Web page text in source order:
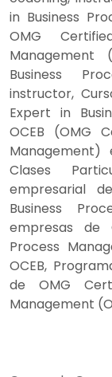
in Business
OMG
Management
Business
instructor,
Expert in
OCEB (OMG
Management)
Clases
empresarial
Business
empresas de
Process
OCEB,
de OMG
Management